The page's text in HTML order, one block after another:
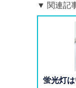
▼ 関連記
蛍光灯